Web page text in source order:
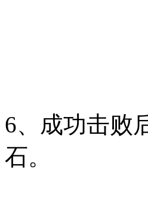
6、成功击败
石。